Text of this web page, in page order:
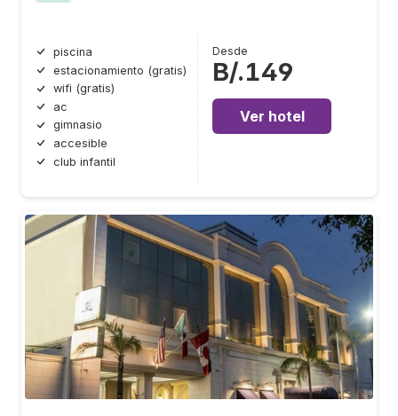
piscina
estacionamiento (gratis)
wifi (gratis)
ac
gimnasio
accesible
club infantil
Desde
B/.149
Ver hotel